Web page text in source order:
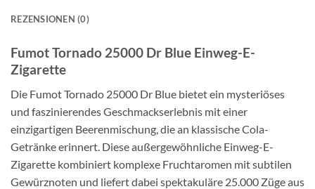
REZENSIONEN (0)
Fumot Tornado 25000 Dr Blue Einweg-E-
Zigarette
Die Fumot Tornado 25000 Dr Blue bietet ein mysteriöses
und faszinierendes Geschmackserlebnis mit einer
einzigartigen Beerenmischung, die an klassische Cola-
Getränke erinnert. Diese außergewöhnliche Einweg-E-
Zigarette kombiniert komplexe Fruchtaromen mit subtilen
Gewürznoten und liefert dabei spektakuläre 25.000 Züge aus